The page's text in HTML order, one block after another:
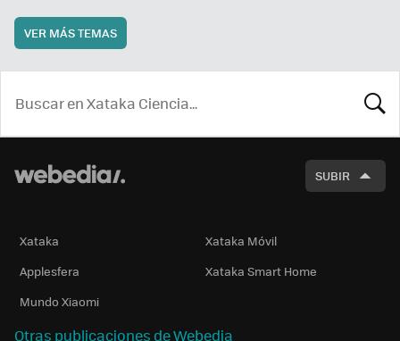
VER MÁS TEMAS
SUBIR
Xataka
Xataka Móvil
Applesfera
Xataka Smart Home
Mundo Xiaomi
Otras publicaciones de Webedia